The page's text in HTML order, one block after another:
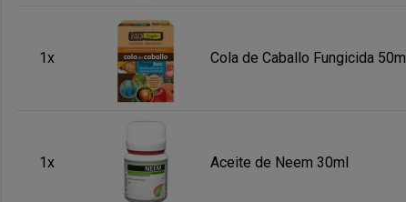
1x Cola de Caballo Fungicida 50ml
1x Aceite de Neem 30ml